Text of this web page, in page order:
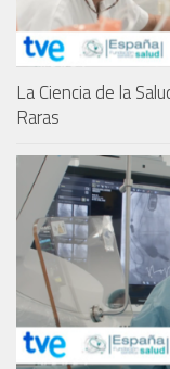
La Ciencia de la
Raras